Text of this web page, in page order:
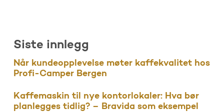
Siste innlegg
Når kundeopplevelse møter kaffekvalitet hos
Profi-Camper Bergen
Kaffemaskin til nye kontorlokaler: Hva bør
planlegges tidlig? – Bravida som eksempel